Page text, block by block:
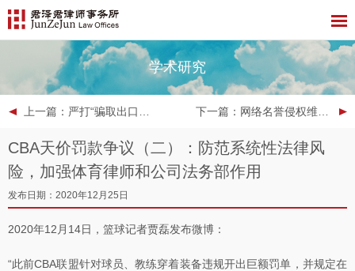
学术研究
上一篇 ：严打“骗取出口退税”专项行动中的企业合规建议——基于裁判文书大数据的分析和思考 下一篇 ：网络名誉侵权维权实务
CBA天价罚款争议（二）：防范系统性法律风
险，加强体育律师和公司法务部作用
发布日期：2020年12月25日
2020年12月14日，篮球记者贾磊发布微博：
“此前CBA联盟针对球员、教练穿着装备违规开出巨额罚单，并规定在